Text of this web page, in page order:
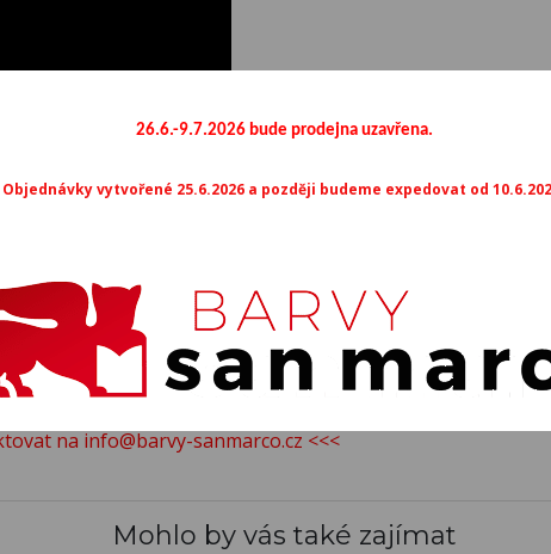
M480 M481
M490
sprchového koutu,
Continuo.
na info@barvy-sanmarco.cz <<<
Mohlo by vás také zajímat
26.6.-9.7.2026 bude prodejna uzavřena.
Objednávky vytvořené 25.6.2026 a později budeme expedovat od